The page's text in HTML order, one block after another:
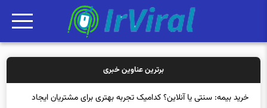
برترین عناوین خبری
خرید بیمه: سنتی یا آنلاین؟ کدامیک تجربه بهتری برای مشتریان ایجاد